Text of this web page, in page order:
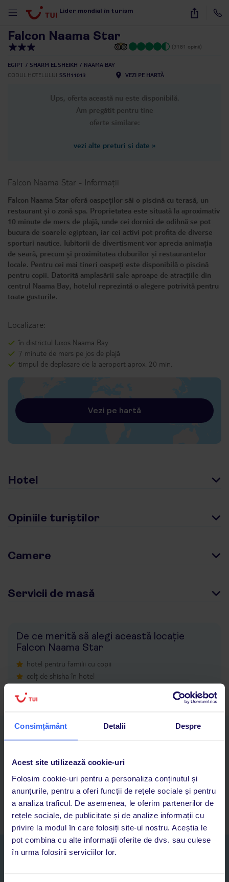
Consimțământ Detalii Despre
Acest site utilizează cookie-uri
Folosim cookie-uri pentru a personaliza conținutul și
anunțurile, pentru a oferi funcții de rețele sociale și pentru
a analiza traficul. De asemenea, le oferim partenerilor de
rețele sociale, de publicitate și de analize informații cu
privire la modul în care folosiți site-ul nostru. Aceștia le
pot combina cu alte informații oferite de dvs. sau culese
în urma folosirii serviciilor lor.
Lider mondial în turism 12
Falcon Naama Star
(3181 opinii)
EGIPT SHARM EL SHEIKH
NAAMA BAY
CODUL HOTELULUI SSH11013 VEZI PE HARTĂ
Ups, oferta această nu este disponibilă.
Am pregătit pentru tine
oferte similare:
vezi alte prețuri și date »
Falcon Naama Star - Informații
Falcon Naama Star oferă oaspeților săi o piscină cu terasă, un
restaurant și o zonă spa. Proprietatea este situată la aproximativ
10 minute de mers de plajă, unde cei dornici de odihnă se pot
bucura de soarele egiptean, iar cei activi pot profita de diverse
sporturi nautice. Iubitorii de divertisment vor aprecia animația
de seară, precum și proximitatea cluburilor și restaurantelor
locale. Pentru cei mai tineri oaspeți este disponibilă o piscină
pentru copii. Datorită amplasării sale aproape de atracțiile din
centrul Naama Bay, hotelul reprezintă o alegere potrivită pentru
toate gusturile.
Localizare:
în districtul luxos Naama Bay
7 minute de mers pe jos de plajă
timpul de deplasare de la aeroport aprox. 20 min.
Vezi pe hartă
Hotel
Opiniile turiștilor
Camere
Servicii de masă
De ce merită să alegi această locație
Falcon Naama Star
hotel pentru familii cu copii
colț de shisha în hotel
Descarcă acum aplicația TUI
Adaugi la favorite vacanțele care îți plac și revii oricând la ele
singură aplicație
Asistență 24/7 prin chat, pe toată durata vacanței
Abonați-vă la newsletter